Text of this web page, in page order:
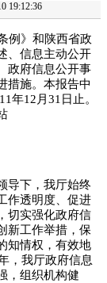
19:12:36
例》和陕西省政
、信息主动公开
政府信息公开事
措施。本报告中
年12月31日止。
下，我厅始终
作透明度、促进
切实强化政府信
新工作举措，保
知情权，有效地
，我厅政府信息
，组织机构健